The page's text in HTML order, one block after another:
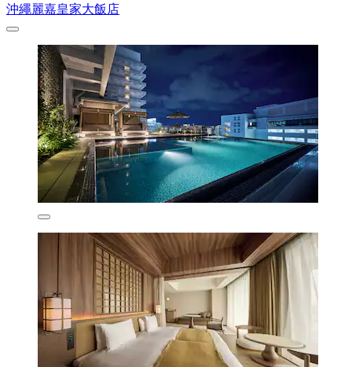
沖繩麗嘉皇家大飯店